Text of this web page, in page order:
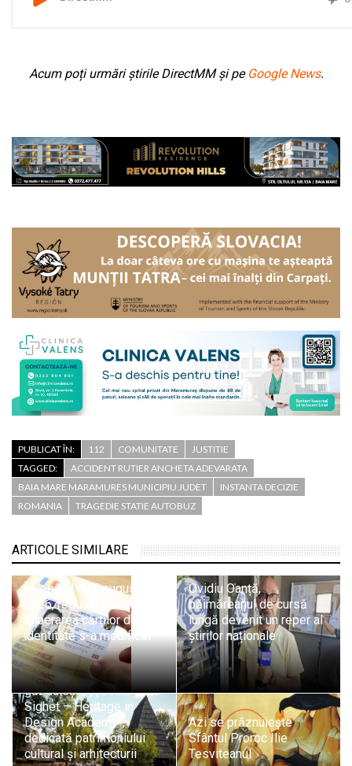
Acum poți urmări știrile DirectMM și pe Google News.
PUBLICAT ÎN: 112 COMUNITATE
JUSTITIE
TAGGED:
ACCIDENT RUTIER ANCHETA ADEVARATA
BAIA MARE MARAMURES MUNICIPIU JUDET
INSTANTA DECIZIE
ROMANIA
TRAGEDIE STATIE AUTOBUZ
ARTICOLE SIMILARE
Începând cu 1 august
2026, regulile privind
eliberarea cărților de
identitate s-a modificat
Ovidiu Oanță,
băimăreanul de cursă
lungă devenit un reper al
știrilor naționale
Sighetu Marmației
găzduiește „Școala de la
Sighet – Heritage in
Design Academy”,
dedicată patrimoniului
cultural și arhitecturii
Azi se prăznuiește
Sfântul Proroc Ilie
Tesviteanul